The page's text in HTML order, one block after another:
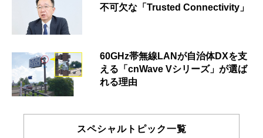
不可欠な「Trusted Connectivity」
60GHz帯無線LANが自治体DXを支
える「cnWave Vシリーズ」が選ば
れる理由
スペシャルトピック一覧